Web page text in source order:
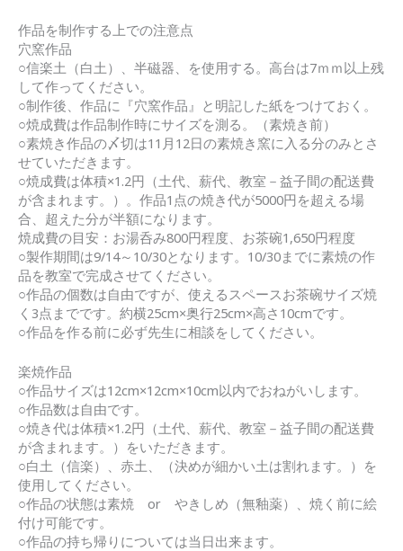
作品を制作する上での注意点
穴窯作品
○信楽土（白土）、半磁器、を使用する。高台は7ｍｍ以上残
して作ってください。
○制作後、作品に『穴窯作品』と明記した紙をつけておく。
○焼成費は作品制作時にサイズを測る。（素焼き前）
○素焼き作品の〆切は11月12日の素焼き窯に入る分のみとさ
せていただきます。
○焼成費は体積×1.2円（土代、薪代、教室－益子間の配送費
が含まれます。）。作品1点の焼き代が5000円を超える場
合、超えた分が半額になります。
焼成費の目安：お湯呑み800円程度、お茶碗1,650円程度
○製作期間は9/14～10/30となります。10/30までに素焼の作
品を教室で完成させてください。
○作品の個数は自由ですが、使えるスペースお茶碗サイズ焼
く3点までです。約横25cm×奥行25cm×高さ10cmです。
○作品を作る前に必ず先生に相談をしてください。
楽焼作品
○作品サイズは12cm×12cm×10cm以内でおねがいします。
○作品数は自由です。
○焼き代は体積×1.2円（土代、薪代、教室－益子間の配送費
が含まれます。）をいただきます。
○白土（信楽）、赤土、（決めが細かい土は割れます。）を
使用してください。
○作品の状態は素焼 or やきしめ（無釉薬）、焼く前に絵
付け可能です。
○作品の持ち帰りについては当日出来ます。